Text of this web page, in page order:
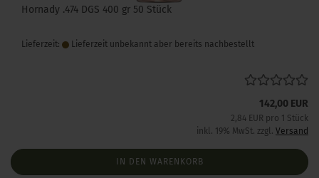
Hornady .474 DGS 400 gr 50 Stück
Lieferzeit: Lieferzeit unbekannt aber bereits nachbestellt
142,00 EUR
2,84 EUR pro 1 Stück
inkl. 19% MwSt. zzgl. Versand
IN DEN WARENKORB